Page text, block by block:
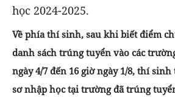
học 2024-2025.
Về phía thí sinh, sau khi biết điểm
danh sách trúng tuyển vào các
ngày 4/7 đến 16 giờ ngày 1/8, thí
sơ nhập học tại trường đã trúng